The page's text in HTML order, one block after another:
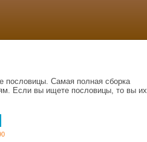
пословицы. Самая полная сборка
Если вы ищете пословицы, то вы их